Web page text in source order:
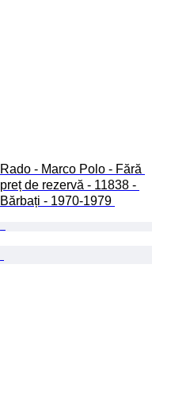
Rado - Marco Polo - Fără
preț de rezervă - 11838 -
Bărbați - 1970-1979